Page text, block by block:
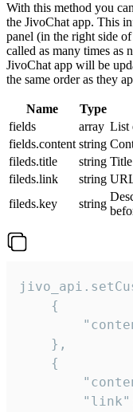
With this method you
the JivoChat app. This
panel (in the right side
called as many times as
JivoChat app will be
the same order as they
Name Type
fields
array List
fields.content string
fileds.title
string
fileds.link
string
fileds.key
string
    {
    },
    {